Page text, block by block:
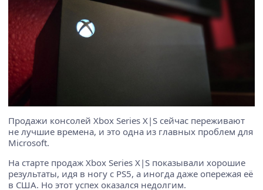
Продажи консолей Xbox Series X|S сейчас переживают
не лучшие времена, и это одна из главных проблем для
Microsoft.
На старте продаж Xbox Series X|S показывали хорошие
результаты, идя в ногу с PS5, а иногда даже опережая её
в США. Но этот успех оказался недолгим.